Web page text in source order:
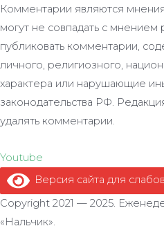
Комментарии являются
могут не совпадать с
публиковать комментарии,
личного, религиозного,
характера или нарушающие
законодательства РФ.
удалять комментарии.
Youtube
Версия сайта для
Copyright 2021 — 2025.
«Нальчик».